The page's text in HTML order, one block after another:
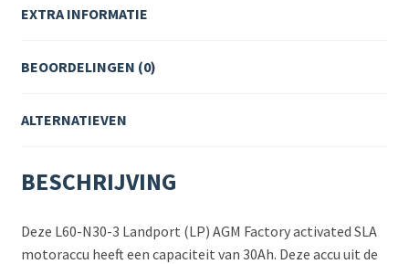
EXTRA INFORMATIE
BEOORDELINGEN (0)
ALTERNATIEVEN
BESCHRIJVING
Deze L60-N30-3 Landport (LP) AGM Factory activated SLA
motoraccu heeft een capaciteit van 30Ah. Deze accu uit de